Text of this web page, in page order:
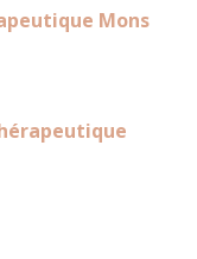
Mons